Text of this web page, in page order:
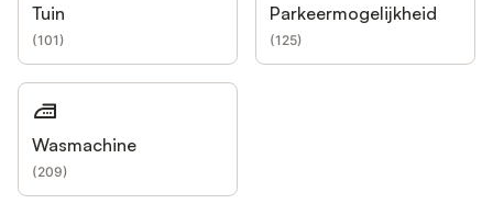
Tuin
(101)
Parkeermogelijkheid
(125)
Wasmachine
(209)